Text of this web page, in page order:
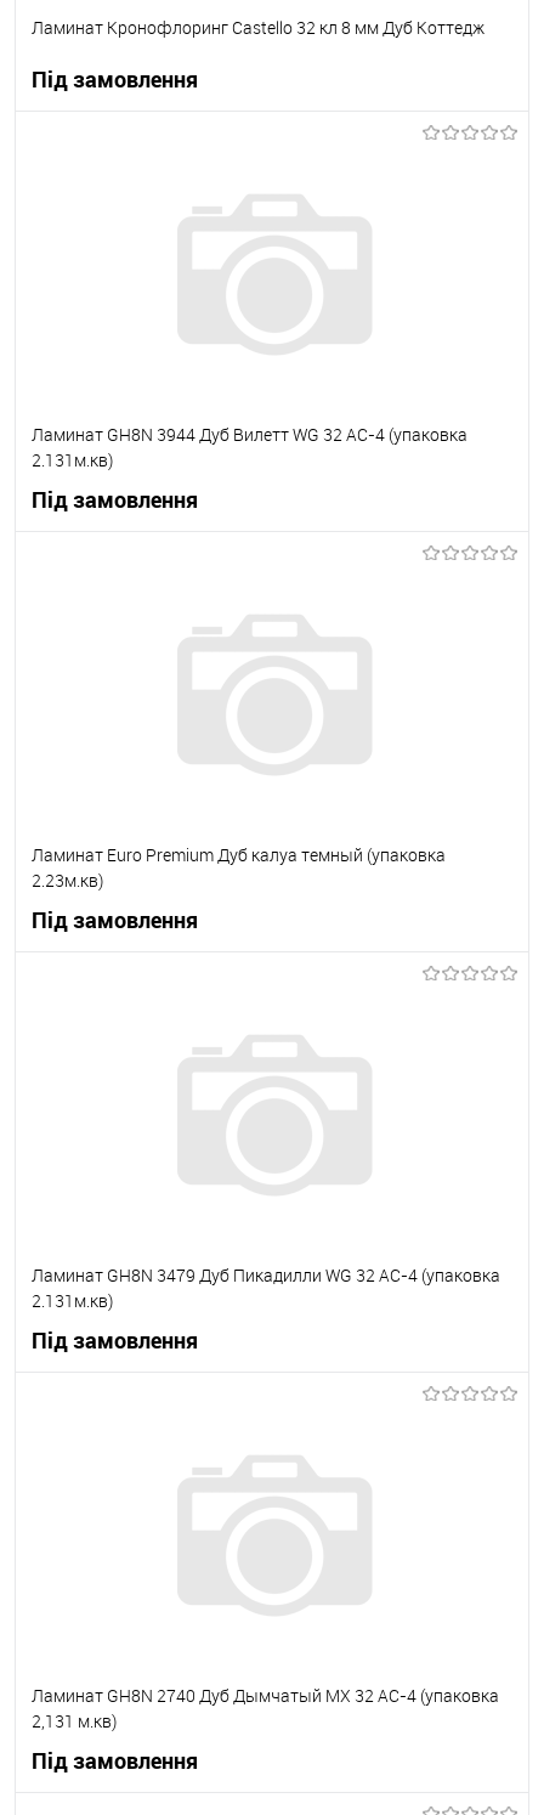
Ламинат Кронофлоринг Castello 32 кл 8 мм Дуб Коттедж
Під замовлення
Під замовлення
Ламинат GH8N 3944 Дуб Вилетт WG 32 АС-4 (упаковка
2.131м.кв)
Під замовлення
Під замовлення
Ламинат Euro Premium Дуб калуа темный (упаковка
2.23м.кв)
Під замовлення
Під замовлення
Ламинат GH8N 3479 Дуб Пикадилли WG 32 АС-4 (упаковка
2.131м.кв)
Під замовлення
Під замовлення
Ламинат GH8N 2740 Дуб Дымчатый MX 32 АС-4 (упаковка
2,131 м.кв)
Під замовлення